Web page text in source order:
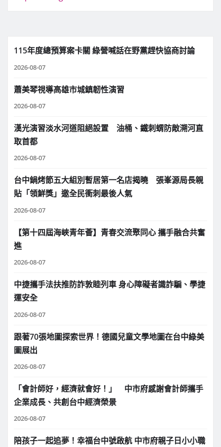
115年度總預算案卡關 綠營喊話在野黨趕快協商討論
2026-08-07
蕭美琴視導高雄市城鎮韌性演習
2026-08-07
漢光演習淡水河道阻絕設置 油桶、鐵刺蝟防敵溯河直
取首都
2026-08-07
台中鍋烤節五大組別暫居第一名店揭曉 張峯源局長親
貼「領鮮獎」邀全民衝刺最後人氣
2026-08-07
【第十四屆海峽青年薈】青春交流聚同心 攜手融合共奮
進
2026-08-07
中捷攜手法扶推防詐敦睦列車 身心障礙者識詐騙、學捷
運安全
2026-08-07
跟著70張地圖探索世界！德國兒童文學地圖在台中綠美
圖展出
2026-08-07
「會計師好，經濟就會好！」 中市府感謝會計師攜手
企業成長、共創台中經濟榮景
2026-08-07
陪孩子一起追夢！幸福台中號啟航 中市府親子日小小職